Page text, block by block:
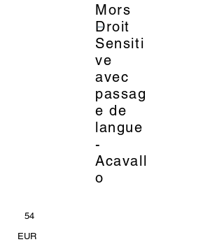
Mors
Droit
Sensiti
ve
avec
passag
e de
langue
-
Acavall
o
_
54
EUR